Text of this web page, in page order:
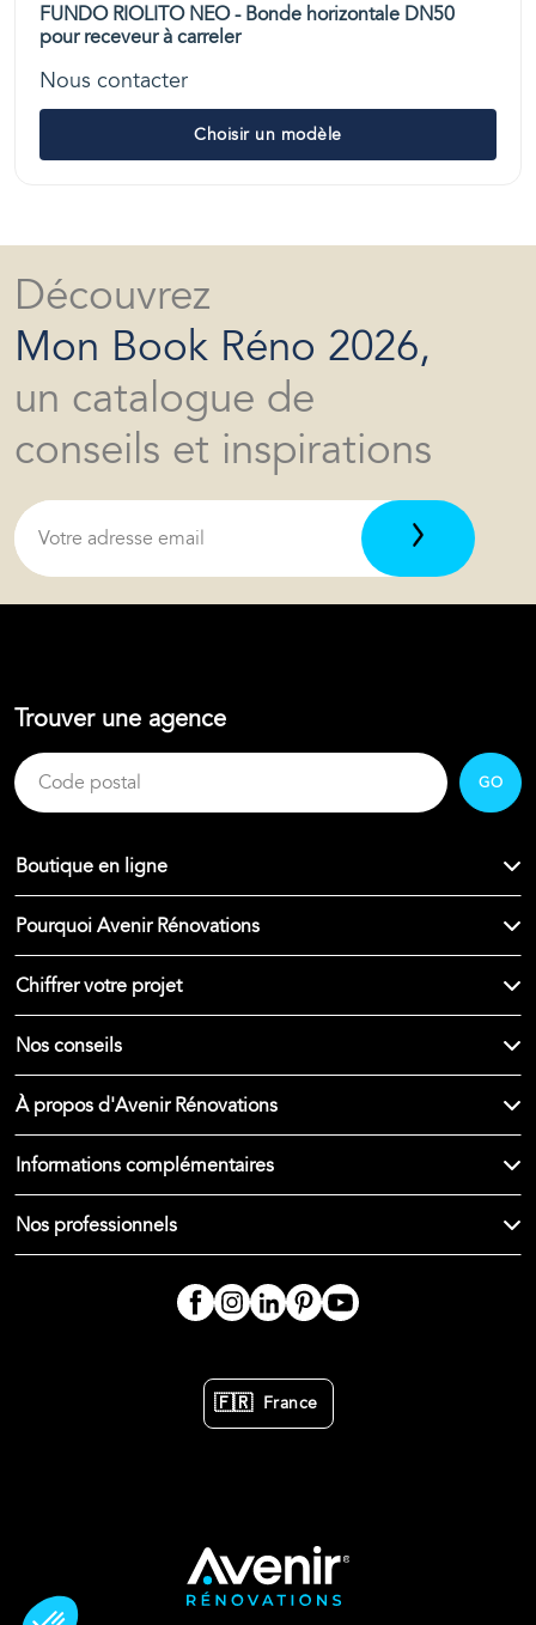
FUNDO RIOLITO NEO - Bonde horizontale DN50
pour receveur à carreler
Nous contacter
Choisir un modèle
Découvrez
Mon Book Réno 2026,
un catalogue de
conseils et inspirations
Trouver une agence
GO
Boutique en ligne
Pourquoi Avenir Rénovations
Chiffrer votre projet
Nos conseils
À propos d'Avenir Rénovations
Informations complémentaires
Nos professionnels
🇫🇷 France